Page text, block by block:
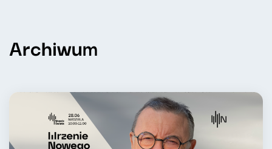
Archiwum